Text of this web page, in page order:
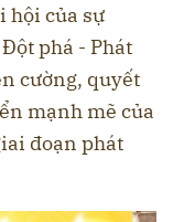
hội của sự
phá - Phát
cường, quyết
mạnh mẽ của
đoạn phát